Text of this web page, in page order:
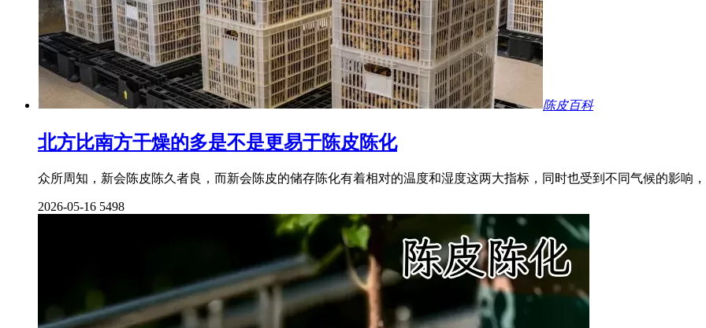
陈皮百科
北方比南方干燥的多是不是更易于陈皮陈化
众所周知，新会陈皮陈久者良，而新会陈皮的储存陈化有着相对的温度和湿度这两大指标，同时也受到不同气候的影响
2026-05-16 5498